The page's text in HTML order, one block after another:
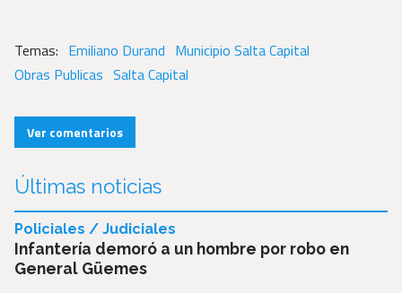
Emiliano Durand Municipio Salta Capital
Obras Publicas Salta Capital
Ver comentarios
Últimas noticias
Infantería demoró a un hombre por robo en
General Güemes
Policiales / Judiciales